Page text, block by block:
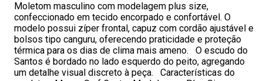
Moletom masculino com modelagem plus size,
confeccionado em tecido encorpado e confortável. O
modelo possui zíper frontal, capuz com cordão ajustável e
bolsos tipo canguru, oferecendo praticidade e proteção
térmica para os dias de clima mais ameno. O escudo do
Santos é bordado no lado esquerdo do peito, agregando
um detalhe visual discreto à peça. Características do